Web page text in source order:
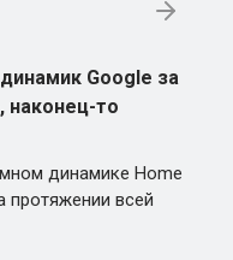
Google за
наконец-то
динамике Home
протяжении всей